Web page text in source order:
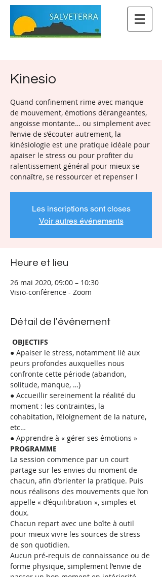
Kinesio
Quand confinement rime avec manque
de mouvement, émotions dérangeantes,
angoisse montante… ou simplement avec
l’envie de s’écouter autrement, la
kinésiologie est une pratique idéale pour
apaiser le stress ou pour profiter du
ralentissement général pour mieux se
connaître, se ressourcer et repenser l
Les inscriptions sont closes
Voir autres événements
Heure et lieu
26 mai 2020, 09:00 – 10:30
Visio-conférence - Zoom
Détail de l'événement
OBJECTIFS
● Apaiser le stress, notamment lié aux
peurs profondes auxquelles nous
confronte cette période (abandon,
solitude, manque, …)
● Accueillir sereinement la réalité du
moment : les contraintes, la
cohabitation, l’éloignement de la nature,
etc…
● Apprendre à « gérer ses émotions »
PROGRAMME
La session commence par un court
partage sur les envies du moment de
chacun, afin d’orienter la pratique. Puis
nous réalisons des mouvements que l’on
appelle « d’équilibration », simples et
doux.
Chacun repart avec une boîte à outil
pour mieux vivre les sources de stress
de son quotidien.
Aucun pré-requis de connaissance ou de
forme physique, simplement l’envie de